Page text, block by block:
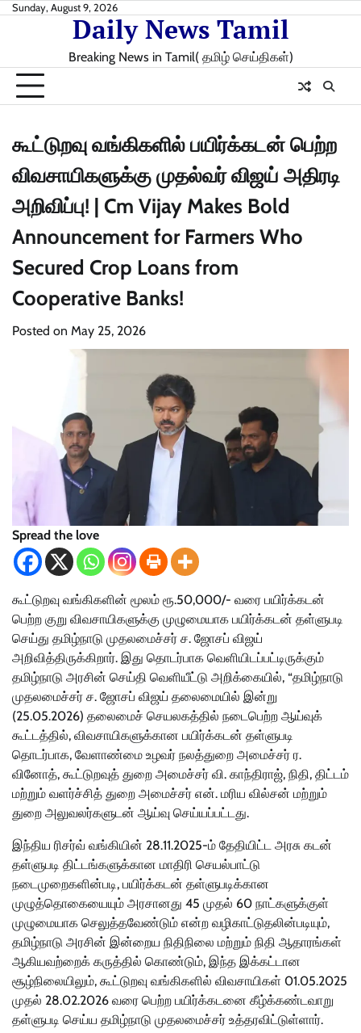
SkipSunday, August 9, 2026
Daily News Tamil
Breaking News in Tamil( தமிழ் செய்திகள்)
கூட்டுறவு வங்கிகளில் பயிர்க்கடன் பெற்ற
விவசாயிகளுக்கு முதல்வர் விஜய் அதிரடி
அறிவிப்பு! | Cm Vijay Makes Bold
Announcement for Farmers Who
Secured Crop Loans from
Cooperative Banks!
Posted on May 25, 2026
Spread the love
கூட்டுறவு வங்கிகளின் மூலம் ரூ.50,000/- வரை பயிர்க்கடன்
பெற்ற குறு விவசாயிகளுக்கு முழுமையாக பயிர்க்கடன் தள்ளுபடி
செய்து தமிழ்நாடு முதலமைச்சர் ச. ஜோசப் விஜய்
அறிவித்திருக்கிறார். இது தொடர்பாக வெளியிடப்பட்டிருக்கும்
தமிழ்நாடு அரசின் செய்தி வெளியீட்டு அறிக்கையில், “தமிழ்நாடு
முதலமைச்சர் ச. ஜோசப் விஜய் தலைமையில் இன்று
(25.05.2026) தலைமைச் செயலகத்தில் நடைபெற்ற ஆய்வுக்
கூட்டத்தில், விவசாயிகளுக்கான பயிர்க்கடன் தள்ளுபடி
தொடர்பாக, வேளாண்மை உழவர் நலத்துறை அமைச்சர் ர.
வினோத், கூட்டுறவுத் துறை அமைச்சர் வி. காந்திராஜ், நிதி, திட்டம்
மற்றும் வளர்ச்சித் துறை அமைச்சர் என். மரிய வில்சன் மற்றும்
துறை அலுவலர்களுடன் ஆய்வு செய்யப்பட்டது.
இந்திய ரிசர்வ் வங்கியின் 28.11.2025-ம் தேதியிட்ட அரசு கடன்
தள்ளுபடி திட்டங்களுக்கான மாதிரி செயல்பாட்டு
நடைமுறைகளின்படி, பயிர்க்கடன் தள்ளுபடிக்கான
முழுத்தொகையையும் அரசானது 45 முதல் 60 நாட்களுக்குள்
முழுமையாக செலுத்தவேண்டும் என்ற வழிகாட்டுதலின்படியும்,
தமிழ்நாடு அரசின் இன்றைய நிதிநிலை மற்றும் நிதி ஆதாரங்கள்
ஆகியவற்றைக் கருத்தில் கொண்டும், இந்த இக்கட்டான
சூழ்நிலையிலும், கூட்டுறவு வங்கிகளில் விவசாயிகள் 01.05.2025
முதல் 28.02.2026 வரை பெற்ற பயிர்க்கடனை கீழ்க்கண்டவாறு
தள்ளுபடி செய்ய தமிழ்நாடு முதலமைச்சர் உத்தரவிட்டுள்ளார்.